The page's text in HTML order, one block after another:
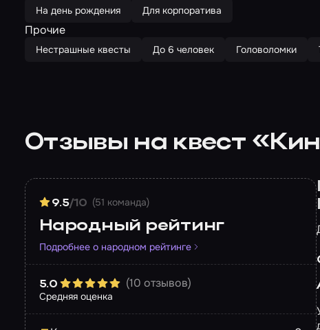
На день рождения Для корпоратива
Прочие
Нестрашные квесты До 6 человек Головоломки
Отзывы на квест
9.5/10 (51 команда)
Народный рейтинг
Подробнее о народном рейтинге
Средняя оценка
5.0 (10 отзывов)